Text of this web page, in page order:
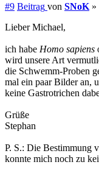
#9 Beitrag von SNoK »
Lieber Michael,
ich habe Homo sapiens
wird unsere Art
die Schwemm-Proben
mal ein paar Bilder an,
keine Gastrotrichen
Grüße
Stephan
P. S.: Die Bestimmung
konnte mich noch zu